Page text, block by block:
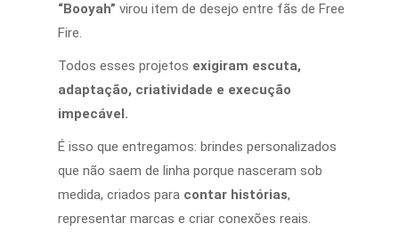
“Booyah” virou item de desejo entre fãs de Free
Fire.
Todos esses projetos exigiram escuta,
adaptação, criatividade e execução
impecável.
É isso que entregamos: brindes personalizados
que não saem de linha porque nasceram sob
medida, criados para contar histórias,
representar marcas e criar conexões reais.